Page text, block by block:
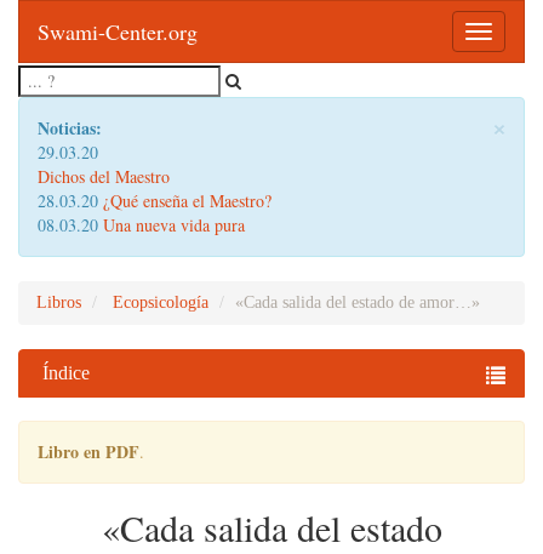
Toggle
Swami-Center.org
×
Noticias:
29.03.20
Dichos del Maestro
28.03.20 ¿Qué enseña el Maestro?
08.03.20 Una nueva vida pura
Libros Ecopsicología «Cada salida del estado de amor…»
Índice
Libro en PDF.
«Cada salida del estado